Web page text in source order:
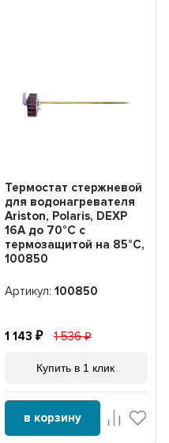
Термостат стержневой
для водонагревателя
Ariston, Polaris, DEXP
16A до 70°С с
термозащитой на 85°С,
100850
Артикул: 100850
1 143 1 536
Купить в 1 клик
в корзину